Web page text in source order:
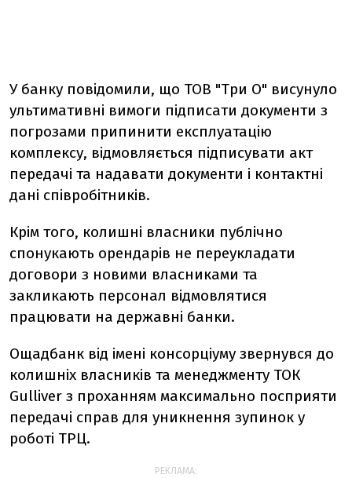
У банку повідомили, що ТОВ "Три О" висунуло
ультимативні вимоги підписати документи з
погрозами припинити експлуатацію
комплексу, відмовляється підписувати акт
передачі та надавати документи і контактні
дані співробітників.
Крім того, колишні власники публічно
спонукають орендарів не переукладати
договори з новими власниками та
закликають персонал відмовлятися
працювати на державні банки.
Ощадбанк від імені консорціуму звернувся до
колишніх власників та менеджменту ТОК
Gulliver з проханням максимально посприяти
передачі справ для уникнення зупинок у
роботі ТРЦ.
РЕКЛАМА: